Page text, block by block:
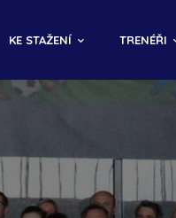
KE STAŽENÍ TRENÉŘI